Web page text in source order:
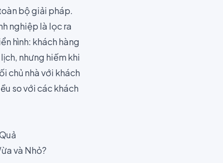
bộ giải pháp.
nghiệp là lọc ra
hình: khách hàng
nhưng hiếm khi
chủ nhà với khách
so với các khách
và Nhỏ?